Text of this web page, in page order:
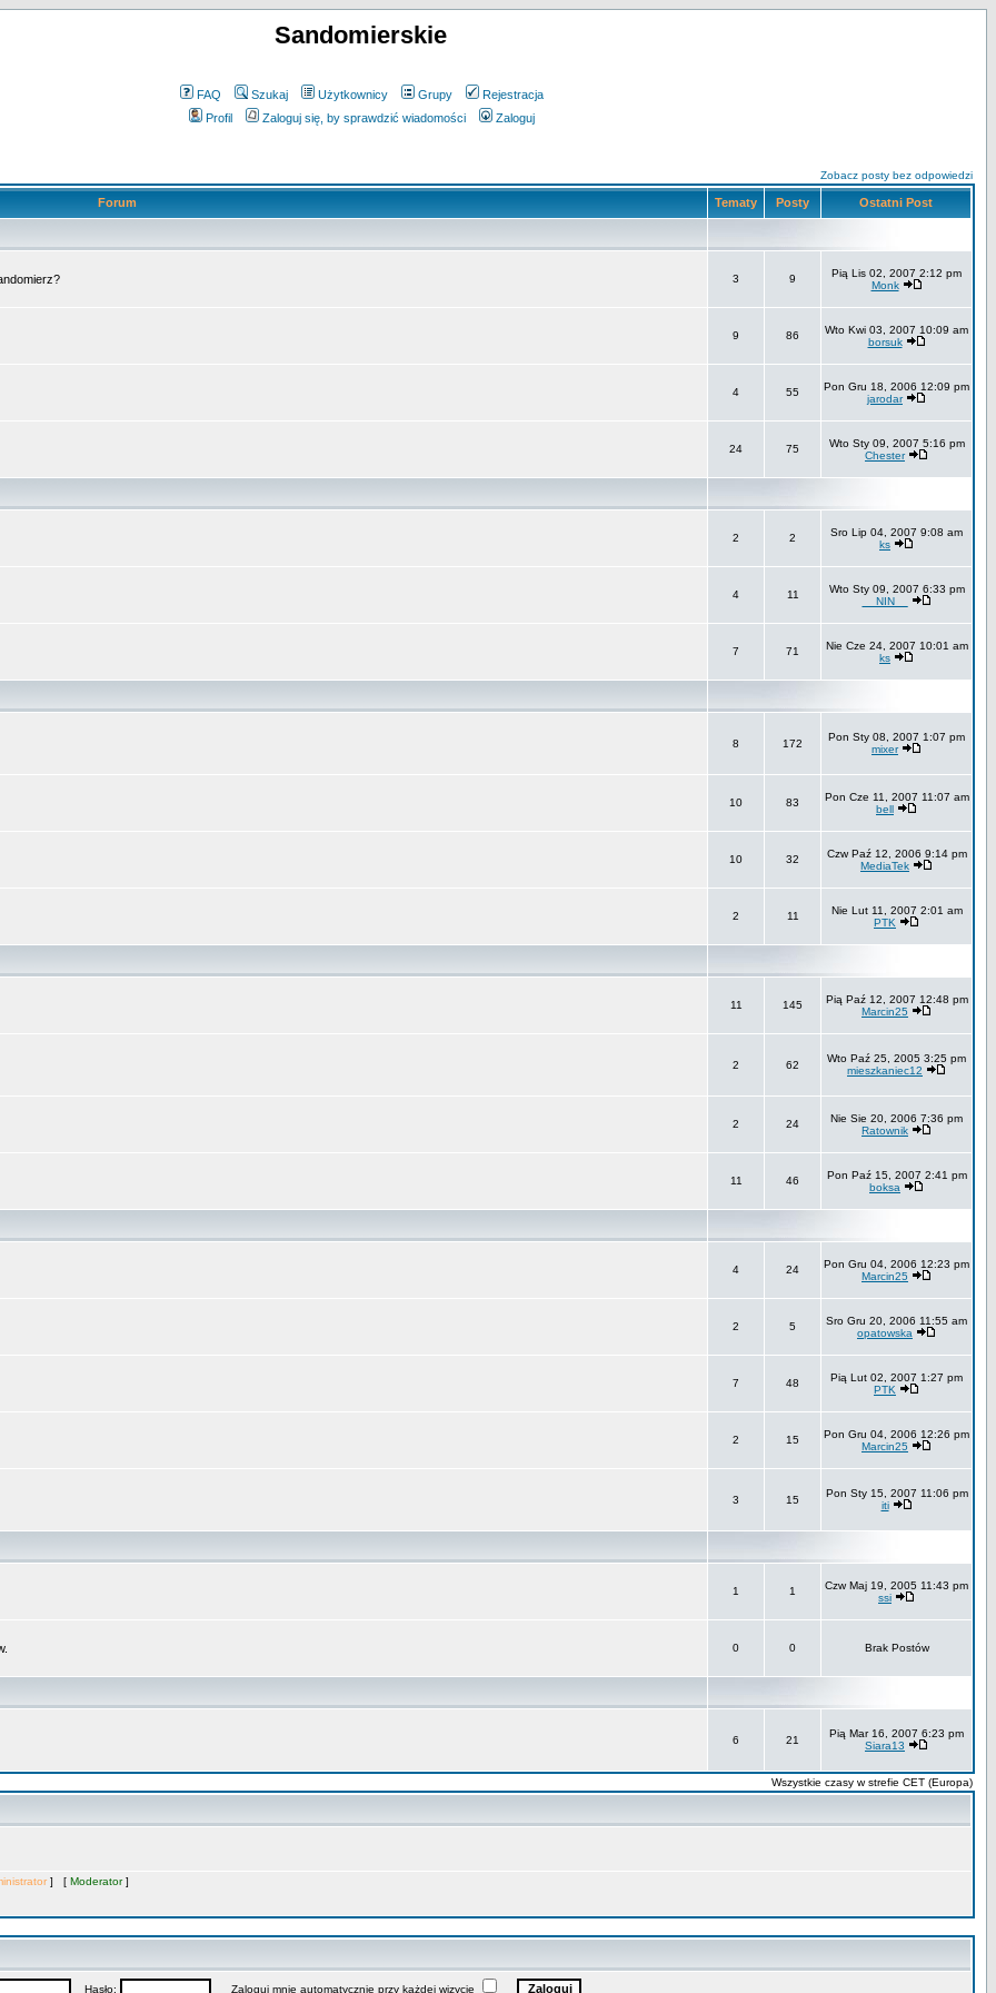
Sandomierskie
FAQ Szukaj Użytkownicy Grupy
Rejestracja
Profil
Zaloguj się, by sprawdzić wiadomości Zaloguj
Zobacz posty bez odpowiedzi
Forum Tematy Posty Ostatni Post
3 9
Pią Lis 02, 2007 2:12 pm
Monk
9 86
Wto Kwi 03, 2007 10:09 am
borsuk
4 55
Pon Gru 18, 2006 12:09 pm
jarodar
24 75
Wto Sty 09, 2007 5:16 pm
Chester
2 2
Sro Lip 04, 2007 9:08 am
ks
4 11
Wto Sty 09, 2007 6:33 pm
__NIN__
7 71
Nie Cze 24, 2007 10:01 am
ks
8 172
Pon Sty 08, 2007 1:07 pm
mixer
10 83
Pon Cze 11, 2007 11:07 am
bell
10 32
Czw Paź 12, 2006 9:14 pm
MediaTek
2 11
Nie Lut 11, 2007 2:01 am
PTK
11 145
Pią Paź 12, 2007 12:48 pm
Marcin25
2 62
Wto Paź 25, 2005 3:25 pm
mieszkaniec12
2 24
Nie Sie 20, 2006 7:36 pm
Ratownik
11 46
Pon Paź 15, 2007 2:41 pm
boksa
4 24
Pon Gru 04, 2006 12:23 pm
Marcin25
2 5
Sro Gru 20, 2006 11:55 am
opatowska
7 48
Pią Lut 02, 2007 1:27 pm
PTK
2 15
Pon Gru 04, 2006 12:26 pm
Marcin25
3 15
Pon Sty 15, 2007 11:06 pm
iti
1 1
Czw Maj 19, 2005 11:43 pm
ssi
0 0 Brak Postów
6 21
Pią Mar 16, 2007 6:23 pm
Siara13
Wszystkie czasy w strefie CET (Europa)
] [ Moderator]
Hasło: Zaloguj mnie automatycznie przy każdej wizycie